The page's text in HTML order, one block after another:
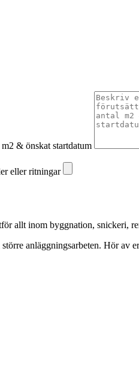
& önskat startdatum
eller ritningar
allt inom byggnation, snickeri,
anläggningsarbeten. Hör av